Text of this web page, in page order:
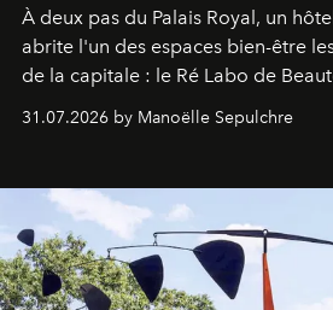
À deux pas du Palais Royal, un
abrite l'un des espaces bien-être
de la capitale : le Ré Labo de
31.07.2026 by Manoëlle Sepulchre